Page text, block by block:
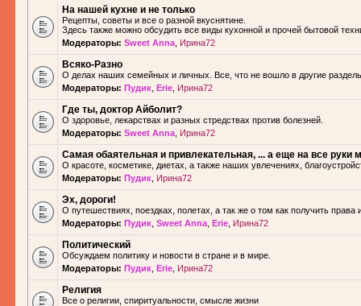
На нашей кухне и не только
Рецепты, советы и все о разной вкуснятине.
Здесь также можно обсудить все виды кухонной и прочей бытовой
Модераторы: Sweet Anna Ирина72
Всяко-Разно
О делах наших семейных и личных. Все, что не вошло в другие
Модераторы: Пудик Erie Ирина72
Где ты, доктор Айболит?
О здоровье, лекарствах и разных стредствах против болезней.
Модераторы: Sweet Anna Ирина72
Самая обаятельная и привлекательная, ... а еще на все руки
О красоте, косметике, диетах, а также наших увлечениях,
Модераторы: Пудик Ирина72
Эх, дороги!
О путешествиях, поездках, полетах, а так же о том как получить права
Модераторы: Пудик Sweet Anna Erie Ирина72
Политический
Обсуждаем политику и новости в стране и в мире.
Модераторы: Пудик Erie Ирина72
Религия
Все о религии, спиритуальности, смысле жизни